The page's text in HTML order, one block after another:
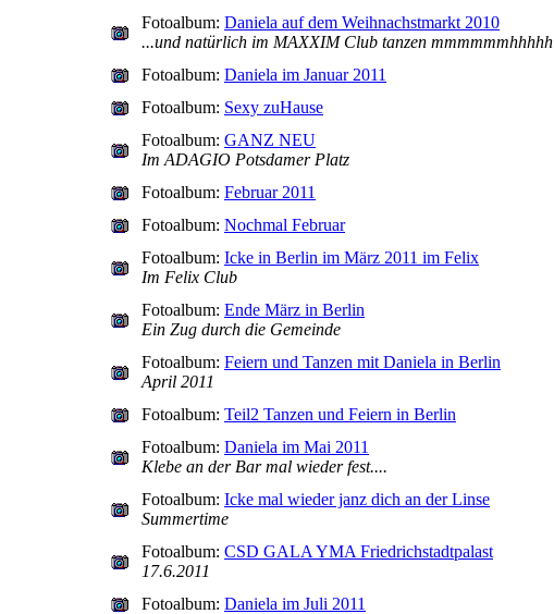
Fotoalbum: Daniela auf dem Weihnachstmarkt 2010
...und natürlich im MAXXIM Club tanzen mmmmmmhhhhh
Fotoalbum: Daniela im Januar 2011
Fotoalbum: Sexy zuHause
Fotoalbum: GANZ NEU
Im ADAGIO Potsdamer Platz
Fotoalbum: Februar 2011
Fotoalbum: Nochmal Februar
Fotoalbum: Icke in Berlin im März 2011 im Felix
Im Felix Club
Fotoalbum: Ende März in Berlin
Ein Zug durch die Gemeinde
Fotoalbum: Feiern und Tanzen mit Daniela in Berlin
April 2011
Fotoalbum: Teil2 Tanzen und Feiern in Berlin
Fotoalbum: Daniela im Mai 2011
Klebe an der Bar mal wieder fest....
Fotoalbum: Icke mal wieder janz dich an der Linse
Summertime
Fotoalbum: CSD GALA YMA Friedrichstadtpalast
17.6.2011
Fotoalbum: Daniela im Juli 2011